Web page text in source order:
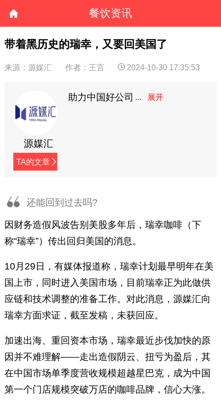
餐饮资讯
带着黑历史的瑞幸，又要回美国了
来源：源媒汇 作者：王言 2024-10-30 17:35:53
源媒汇
TA的文章
助力中国好公司
还能回到过去吗?
因财务造假风波告别美股多年后，瑞幸咖啡（下
称“瑞幸”）传出回归美国的消息。
10月29日，有媒体报道称，瑞幸计划最早明年在美
国上市，同时进入美国市场，目前瑞幸正为此做供
应链和技术调整的准备工作。对此消息，源媒汇向
瑞幸方面求证，截至发稿，未获回应。
加速出海、重回资本市场，瑞幸最近步伐加快的原
因并不难理解——走出造假阴云、扭亏为盈后，其
在中国市场单季度营收规模超越星巴克，成为中国
第一个门店规模突破万店的咖啡品牌，信心大涨。